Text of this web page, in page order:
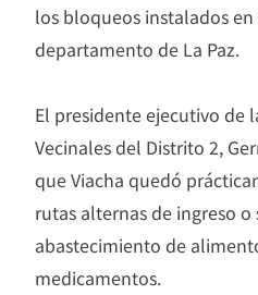
los bloqueos instalados
departamento de La Paz.
El presidente ejecutivo de
Vecinales del Distrito 2,
que Viacha quedó
rutas alternas de ingreso
abastecimiento de
medicamentos.